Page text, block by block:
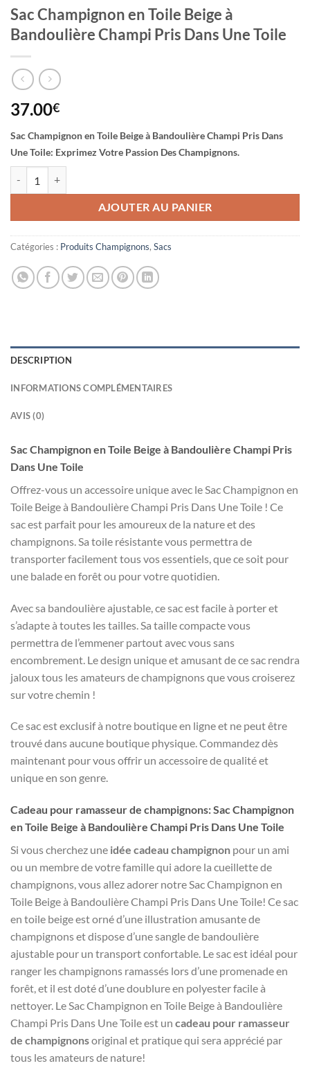
Sac Champignon en Toile Beige à
Bandoulière Champi Pris Dans Une Toile
37.00€
Sac Champignon en Toile Beige à Bandoulière Champi Pris Dans
Une Toile: Exprimez Votre Passion Des Champignons.
AJOUTER AU PANIER
Catégories : Produits Champignons, Sacs
DESCRIPTION
INFORMATIONS COMPLÉMENTAIRES
AVIS (0)
Sac Champignon en Toile Beige à Bandoulière Champi Pris
Dans Une Toile
Offrez-vous un accessoire unique avec le Sac Champignon en
Toile Beige à Bandoulière Champi Pris Dans Une Toile ! Ce
sac est parfait pour les amoureux de la nature et des
champignons. Sa toile résistante vous permettra de
transporter facilement tous vos essentiels, que ce soit pour
une balade en forêt ou pour votre quotidien.
Avec sa bandoulière ajustable, ce sac est facile à porter et
s’adapte à toutes les tailles. Sa taille compacte vous
permettra de l’emmener partout avec vous sans
encombrement. Le design unique et amusant de ce sac rendra
jaloux tous les amateurs de champignons que vous croiserez
sur votre chemin !
Ce sac est exclusif à notre boutique en ligne et ne peut être
trouvé dans aucune boutique physique. Commandez dès
maintenant pour vous offrir un accessoire de qualité et
unique en son genre.
Cadeau pour ramasseur de champignons: Sac Champignon
en Toile Beige à Bandoulière Champi Pris Dans Une Toile
Si vous cherchez une idée cadeau champignon pour un ami
ou un membre de votre famille qui adore la cueillette de
champignons, vous allez adorer notre Sac Champignon en
Toile Beige à Bandoulière Champi Pris Dans Une Toile! Ce sac
en toile beige est orné d’une illustration amusante de
champignons et dispose d’une sangle de bandoulière
ajustable pour un transport confortable. Le sac est idéal pour
ranger les champignons ramassés lors d’une promenade en
forêt, et il est doté d’une doublure en polyester facile à
nettoyer. Le Sac Champignon en Toile Beige à Bandoulière
Champi Pris Dans Une Toile est un cadeau pour ramasseur
de champignonsoriginal et pratique qui sera apprécié par
tous les amateurs de nature!